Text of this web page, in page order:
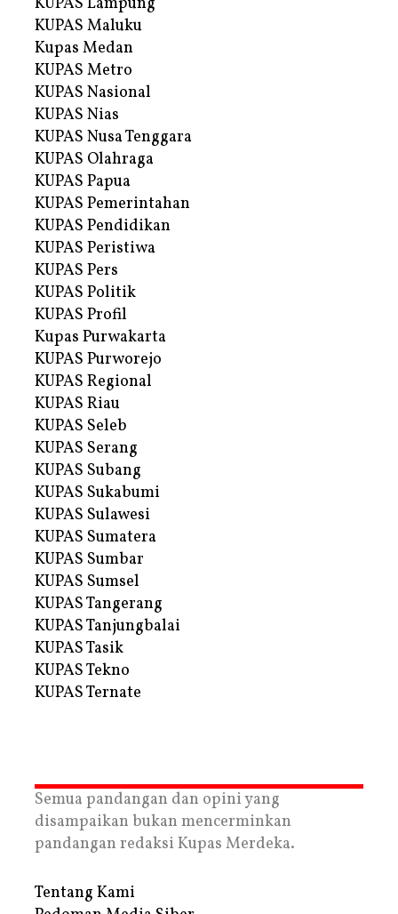
KUPAS Maluku
Kupas Medan
KUPAS Metro
KUPAS Nasional
KUPAS Nias
KUPAS Nusa Tenggara
KUPAS Olahraga
KUPAS Papua
KUPAS Pemerintahan
KUPAS Pendidikan
KUPAS Peristiwa
KUPAS Pers
KUPAS Politik
KUPAS Profil
Kupas Purwakarta
KUPAS Purworejo
KUPAS Regional
KUPAS Riau
KUPAS Seleb
KUPAS Serang
KUPAS Subang
KUPAS Sukabumi
KUPAS Sulawesi
KUPAS Sumatera
KUPAS Sumbar
KUPAS Sumsel
KUPAS Tangerang
KUPAS Tanjungbalai
KUPAS Tasik
KUPAS Tekno
KUPAS Ternate
Semua pandangan dan opini yang
disampaikan bukan mencerminkan
pandangan redaksi Kupas Merdeka.
Tentang Kami